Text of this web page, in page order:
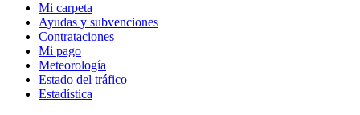
Mi carpeta
Ayudas y subvenciones
Contrataciones
Mi pago
Meteorología
Estado del tráfico
Estadística